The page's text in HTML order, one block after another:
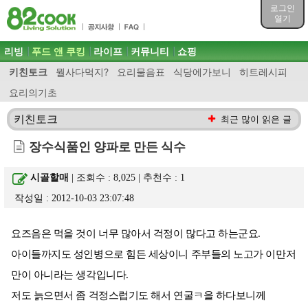
로그인
열기
목차
주메뉴 바로가기
컨텐츠 바로가기
검색 바로가기
로그인 바로가기
주메뉴
리빙 푸드 앤 쿠킹
키친토크 뭘사다먹지? 요리물음표 식당에가보니
히트레시피
요리의기초
라이프 커뮤니티 쇼핑
키친토크 최근 많이 읽은 글
장수식품인 양파로 만든 식수
시골할매 | 조회수 : 8,025 | 추천수 : 1
작성일 : 2012-10-03 23:07:48
요즈음은 먹을 것이 너무 많아서 걱정이 많다고 하는군요.
아이들까지도 성인병으로 힘든 세상이니 주부들의 노고가 이만저
만이 아니라는 생각입니다.
저도 늙으면서 좀 걱정스럽기도 해서 연굴ㅋ을 하다보니께